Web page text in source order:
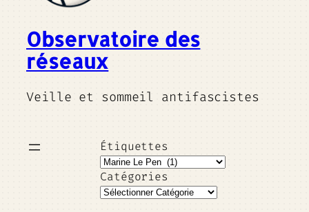
Observatoire des
réseaux
Veille et sommeil antifascistes
Étiquettes
Catégories